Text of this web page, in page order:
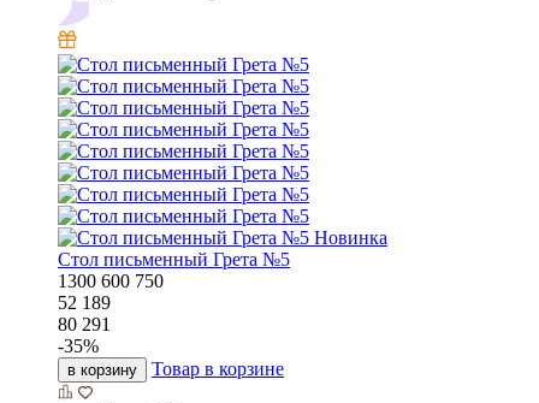
Новинка
Стол письменный Грета №5
1300 600 750
52 189
80 291
-35%
в корзину Товар в корзине